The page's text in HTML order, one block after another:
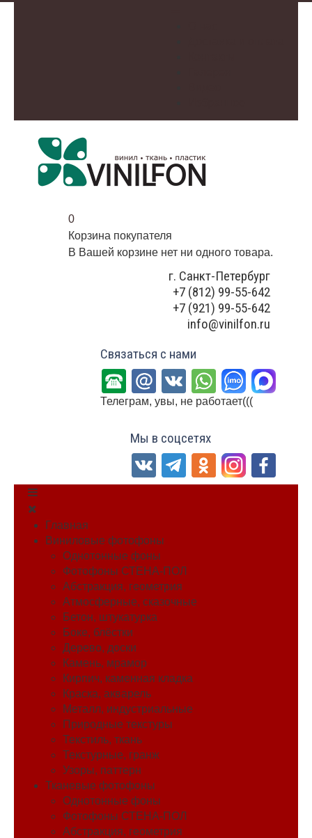
0
Корзина покупателя
В Вашей корзине нет ни одного товара.
г. Санкт-Петербург
+7 (812) 99-55-642
+7 (921) 99-55-642
info@vinilfon.ru
Связаться с нами
Телеграм, увы, не работает(((
Мы в соцсетях
Главная
Виниловые фотофоны
Однотонные фоны
Фотофоны СТЕНА-ПОЛ
Абстракция, геометрия
Атмосферные, сказочные
Бетон, штукатурка
Боке, блёстки
Дерево, доски
Камень, мрамор
Кирпич, каменная кладка
Краска, акварель
Металл, индустриальные
Природные текстуры
Текстиль, ткань
Текстурные, гранж
Узоры, паттерн
Тканевые фотофоны
Однотонные фоны
Фотофоны СТЕНА-ПОЛ
Абстракция, геометрия